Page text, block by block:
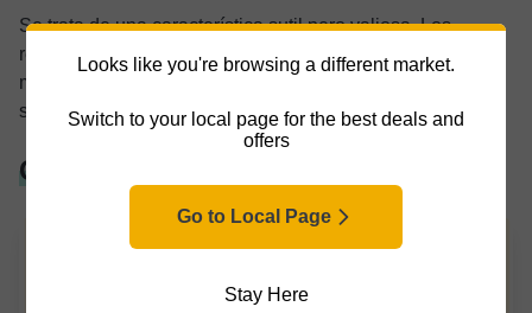
Looks like you're browsing a different market.
Switch to your local page for the best deals and
offers
Go to Local Page
Stay Here
Se trata de una característica sutil pero valiosa. Los
reposamanos acolchados alivian la presión y ayudan a
mantener una posición neutral. Sin ellas, las muñecas
suelen doblarse incómodamente hacia arriba.
Características imprescindibles